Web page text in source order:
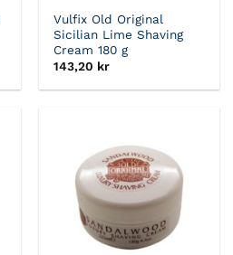
Vulfix Old Original
Sicilian Lime Shaving
Cream 180 g
143,20 kr